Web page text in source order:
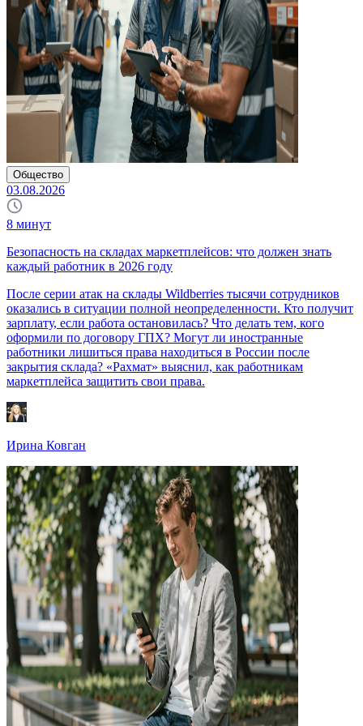
Общество
03.08.2026
8 минут
Безопасность на складах маркетплейсов: что должен знать
каждый работник в 2026 году
После серии атак на склады Wildberries тысячи сотрудников
оказались в ситуации полной неопределенности. Кто получит
зарплату, если работа остановилась? Что делать тем, кого
оформили по договору ГПХ? Могут ли иностранные
работники лишиться права находиться в России после
закрытия склада? «Рахмат» выяснил, как работникам
маркетплейса защитить свои права.
Ирина Ковган